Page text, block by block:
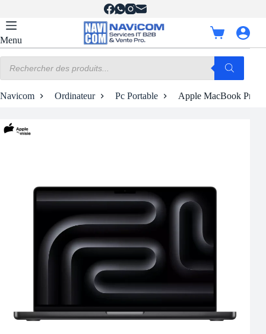
contenu
Menu
Panier
d’achat
produits
Navicom Ordinateur Pc Portable Apple MacBook Pro